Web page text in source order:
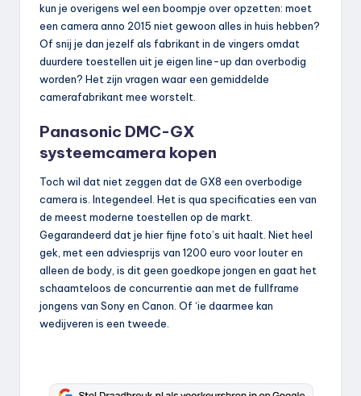
kun je overigens wel een boompje over opzetten: moet
een camera anno 2015 niet gewoon alles in huis hebben?
Of snij je dan jezelf als fabrikant in de vingers omdat
duurdere toestellen uit je eigen line-up dan overbodig
worden? Het zijn vragen waar een gemiddelde
camerafabrikant mee worstelt.
Panasonic DMC-GX
systeemcamera kopen
Toch wil dat niet zeggen dat de GX8 een overbodige
camera is. Integendeel. Het is qua specificaties een van
de meest moderne toestellen op de markt.
Gegarandeerd dat je hier fijne foto’s uit haalt. Niet heel
gek, met een adviesprijs van 1200 euro voor louter en
alleen de body, is dit geen goedkope jongen en gaat het
schaamteloos de concurrentie aan met de fullframe
jongens van Sony en Canon. Of ‘ie daarmee kan
wedijveren is een tweede.